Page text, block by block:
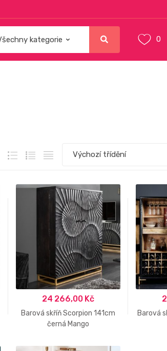
0
24 266,00 Kč
Barová skříň Scorpion 141cm
černá Mango
Barová